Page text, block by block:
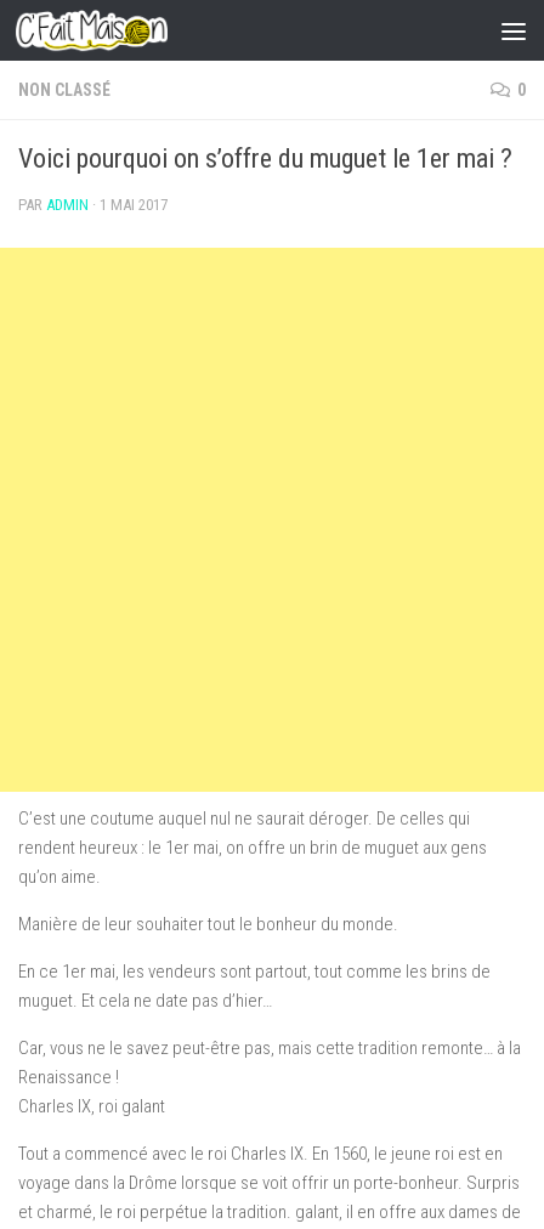
Skip to content
NON CLASSÉ 0
Voici pourquoi on s’offre du muguet le 1er mai ?
PAR ADMIN · 1 MAI 2017
C’est une coutume auquel nul ne saurait déroger. De celles qui
rendent heureux : le 1er mai, on offre un brin de muguet aux gens
qu’on aime.
Manière de leur souhaiter tout le bonheur du monde.
En ce 1er mai, les vendeurs sont partout, tout comme les brins de
muguet. Et cela ne date pas d’hier…
Car, vous ne le savez peut-être pas, mais cette tradition remonte… à la
Renaissance !
Charles IX, roi galant
Tout a commencé avec le roi Charles IX. En 1560, le jeune roi est en
voyage dans la Drôme lorsque se voit offrir un porte-bonheur. Surpris
et charmé, le roi perpétue la tradition. galant, il en offre aux dames de